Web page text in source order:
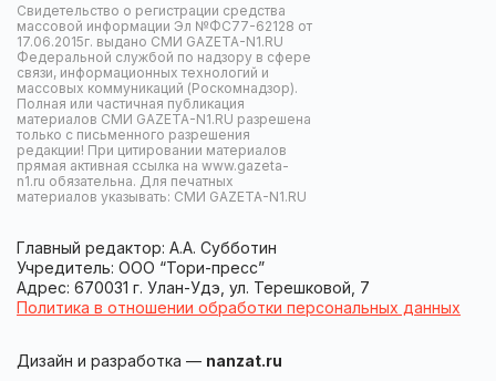
Свидетельство о регистрации средства
массовой информации Эл №ФС77-62128 от
17.06.2015г. выдано СМИ GAZETA-N1.RU
Федеральной службой по надзору в сфере
связи, информационных технологий и
массовых коммуникаций (Роскомнадзор).
Полная или частичная публикация
материалов СМИ GAZETA-N1.RU разрешена
только с письменного разрешения
редакции! При цитировании материалов
прямая активная ссылка на www.gazeta-
n1.ru обязательна. Для печатных
материалов указывать: СМИ GAZETA-N1.RU
Главный редактор: А.А. Субботин
Учредитель: ООО “Тори-пресс”
Адрес: 670031 г. Улан-Удэ, ул. Терешковой, 7
Политика в отношении обработки персональных данных
Дизайн и разработка — nanzat.ru